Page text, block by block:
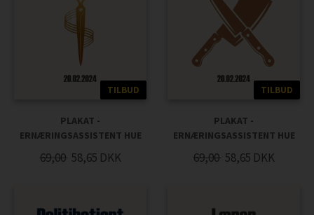
TILBUD
PLAKAT -
ERNÆRINGSASSISTENT HUE
69,00 58,65 DKK
TILBUD
PLAKAT -
ERNÆRINGSASSISTENT HUE
69,00 58,65 DKK